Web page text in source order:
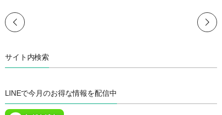
サイト内検索
LINEで今月のお得な情報を配信中